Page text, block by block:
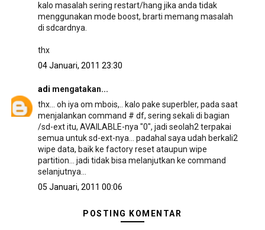
kalo masalah sering restart/hang jika anda tidak
menggunakan mode boost, brarti memang masalah
di sdcardnya.
thx
04 Januari, 2011 23:30
adi mengatakan...
thx... oh iya om mbois,.. kalo pake superbler, pada saat
menjalankan command # df, sering sekali di bagian
/sd-ext itu, AVAILABLE-nya "0", jadi seolah2 terpakai
semua untuk sd-ext-nya... padahal saya udah berkali2
wipe data, baik ke factory reset ataupun wipe
partition... jadi tidak bisa melanjutkan ke command
selanjutnya...
05 Januari, 2011 00:06
POSTING KOMENTAR